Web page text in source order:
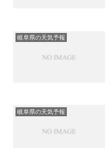
岐阜県の天気予報
岐阜県の天気予報